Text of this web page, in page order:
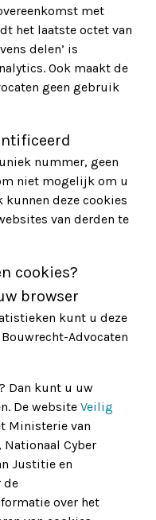
met
het laatste octet van
delen’ is
Ook maakt de
geen gebruik
nummer, geen
niet mogelijk om u
deze cookies
van derden te
cookies?
browser
kunt u deze
Advocaten
Dan kunt u uw
De website Veilig
Ministerie van
Nationaal Cyber
Justitie en
de
over het